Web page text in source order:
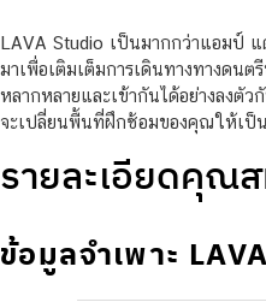
LAVA Studio เป็นมากกว่าแอมป์
มาเพื่อเติมเต็มการเดินทางทางดน
หลากหลายและเข้ากันได้อย่างลงตั
จะเปลี่ยนพื้นที่ฝึกซ้อมของคุณให้เป็
รายละเอียดคุณ
ข้อมูลจำเพาะ